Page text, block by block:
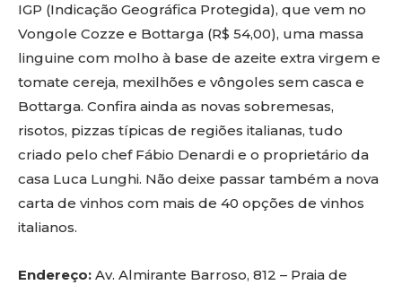
IGP (Indicação Geográfica Protegida), que vem no
Vongole Cozze e Bottarga (R$ 54,00), uma massa
linguine com molho à base de azeite extra virgem e
tomate cereja, mexilhões e vôngoles sem casca e
Bottarga. Confira ainda as novas sobremesas,
risotos, pizzas típicas de regiões italianas, tudo
criado pelo chef Fábio Denardi e o proprietário da
casa Luca Lunghi. Não deixe passar também a nova
carta de vinhos com mais de 40 opções de vinhos
italianos.
Endereço: Av. Almirante Barroso, 812 – Praia de